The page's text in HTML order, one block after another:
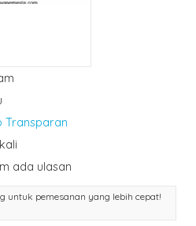
Transparan
ada ulasan
untuk pemesanan yang lebih cepat!